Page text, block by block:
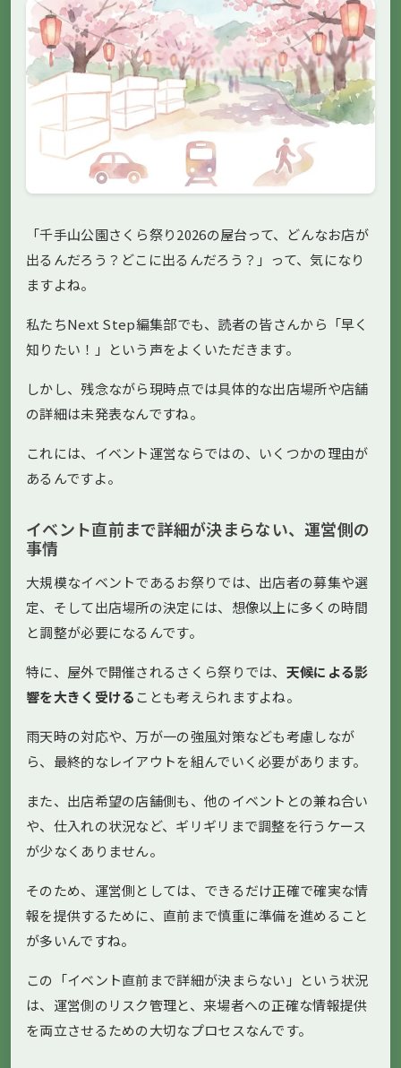
「千手山公園さくら祭り2026の屋台って、どんなお店が
出るんだろう？どこに出るんだろう？」って、気になり
ますよね。
私たちNext Step編集部でも、読者の皆さんから「早く
知りたい！」という声をよくいただきます。
しかし、残念ながら現時点では具体的な出店場所や店舗
の詳細は未発表なんですね。
これには、イベント運営ならではの、いくつかの理由が
あるんですよ。
イベント直前まで詳細が決まらない、運営側の
事情
大規模なイベントであるお祭りでは、出店者の募集や選
定、そして出店場所の決定には、想像以上に多くの時間
と調整が必要になるんです。
特に、屋外で開催されるさくら祭りでは、 天候による影
響を大きく受けることも考えられますよね。
雨天時の対応や、万が一の強風対策なども考慮しなが
ら、最終的なレイアウトを組んでいく必要があります。
また、出店希望の店舗側も、他のイベントとの兼ね合い
や、仕入れの状況など、ギリギリまで調整を行うケース
が少なくありません。
そのため、運営側としては、できるだけ正確で確実な情
報を提供するために、直前まで慎重に準備を進めること
が多いんですね。
この「イベント直前まで詳細が決まらない」という状況
は、運営側のリスク管理と、来場者への正確な情報提供
を両立させるための大切なプロセスなんです。